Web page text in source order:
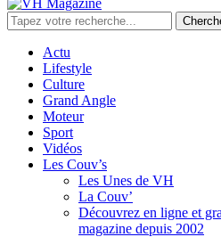
Actu
Lifestyle
Culture
Grand Angle
Moteur
Sport
Vidéos
Les Couv’s
Les Unes de VH
La Couv’
Découvrez en ligne et
magazine depuis 2002